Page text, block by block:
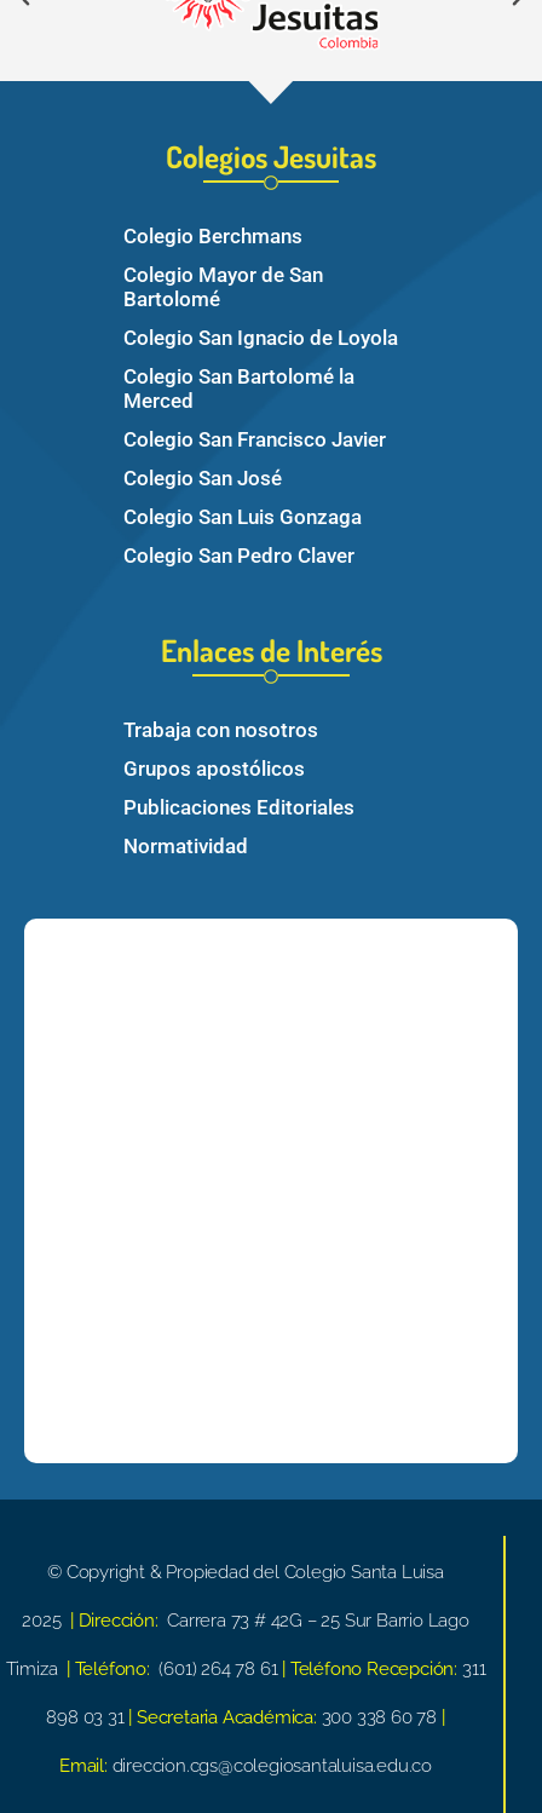
Colegios Jesuitas
Colegio Berchmans
Colegio Mayor de San
Bartolomé
Colegio San Ignacio de Loyola
Colegio San Bartolomé la
Merced
Colegio San Francisco Javier
Colegio San José
Colegio San Luis Gonzaga
Colegio San Pedro Claver
Enlaces de Interés
Trabaja con nosotros
Grupos apostólicos
Publicaciones Editoriales
Normatividad
© Copyright & Propiedad del Colegio Santa Luisa
2025 | Dirección: Carrera 73 # 42G – 25 Sur Barrio Lago
Timiza | Teléfono: (601) 264 78 61 | Teléfono Recepción: 311
898 03 31 | Secretaria Académica: 300 338 60 78
Email: direccion.cgs@colegiosantaluisa.edu.co